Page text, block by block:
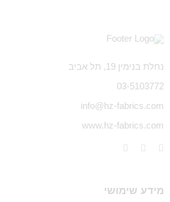
נחלת בנימין 19, תל אביב
03-5103772
info@hz-fabrics.com
www.hz-fabrics.com
מידע שימושי